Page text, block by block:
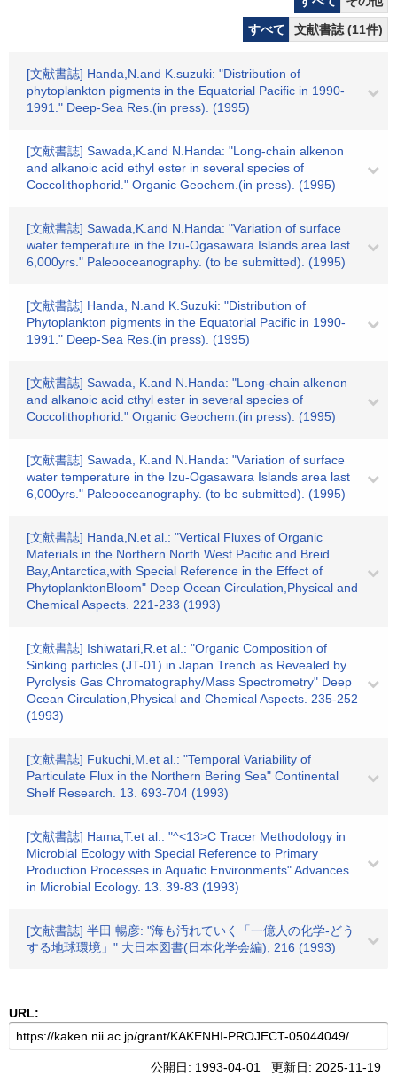
すべて
文献書誌 (11件)
[文献書誌] Handa,N.and K.suzuki: "Distribution of
phytoplankton pigments in the Equatorial Pacific in 1990-
1991." Deep-Sea Res.(in press). (1995)
[文献書誌] Sawada,K.and N.Handa: "Long-chain alkenon
and alkanoic acid ethyl ester in several species of
Coccolithophorid." Organic Geochem.(in press). (1995)
[文献書誌] Sawada,K.and N.Handa: "Variation of surface
water temperature in the Izu-Ogasawara Islands area last
6,000yrs." Paleooceanography. (to be submitted). (1995)
[文献書誌] Handa, N.and K.Suzuki: "Distribution of
Phytoplankton pigments in the Equatorial Pacific in 1990-
1991." Deep-Sea Res.(in press). (1995)
[文献書誌] Sawada, K.and N.Handa: "Long-chain alkenon
and alkanoic acid cthyl ester in several species of
Coccolithophorid." Organic Geochem.(in press). (1995)
[文献書誌] Sawada, K.and N.Handa: "Variation of surface
water temperature in the Izu-Ogasawara Islands area last
6,000yrs." Paleooceanography. (to be submitted). (1995)
[文献書誌] Handa,N.et al.: "Vertical Fluxes of Organic
Materials in the Northern North West Pacific and Breid
Bay,Antarctica,with Special Reference in the Effect of
PhytoplanktonBloom" Deep Ocean Circulation,Physical and
Chemical Aspects. 221-233 (1993)
[文献書誌] Ishiwatari,R.et al.: "Organic Composition of
Sinking particles (JT-01) in Japan Trench as Revealed by
Pyrolysis Gas Chromatography/Mass Spectrometry" Deep
Ocean Circulation,Physical and Chemical Aspects. 235-252
(1993)
[文献書誌] Fukuchi,M.et al.: "Temporal Variability of
Particulate Flux in the Northern Bering Sea" Continental
Shelf Research. 13. 693-704 (1993)
[文献書誌] Hama,T.et al.: "^<13>C Tracer Methodology in
Microbial Ecology with Special Reference to Primary
Production Processes in Aquatic Environments" Advances
in Microbial Ecology. 13. 39-83 (1993)
[文献書誌] 半田 暢彦: "海も汚れていく「一億人の化学-どう
する地球環境」" 大日本図書(日本化学会編), 216 (1993)
URL:
公開日: 1993-04-01 更新日: 2025-11-19